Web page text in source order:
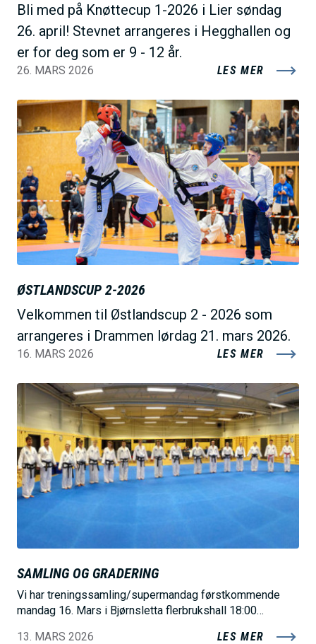
Bli med på Knøttecup 1-2026 i Lier søndag
26. april! Stevnet arrangeres i Hegghallen og
er for deg som er 9 - 12 år.
26. MARS 2026 LES MER
B
i
d
e
ØSTLANDSCUP 2-2026
Velkommen til Østlandscup 2 - 2026 som
arrangeres i Drammen lørdag 21. mars 2026.
16. MARS 2026 LES MER
B
i
l
d
e
SAMLING OG GRADERING
Vi har treningssamling/supermandag førstkommende
mandag 16. Mars i Bjørnsletta flerbrukshall 18:00…
13. MARS 2026
LES MER